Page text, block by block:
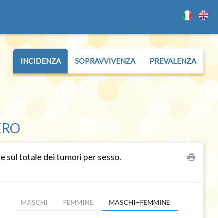
INCIDENZA SOPRAVVIVENZA PREVALENZA
sul totale dei tumori per sesso. print
MASCHI FEMMINE MASCHI+FEMMINE